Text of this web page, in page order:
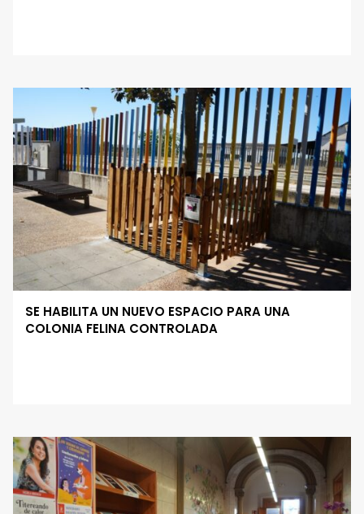
SE HABILITA UN NUEVO ESPACIO PARA UNA
COLONIA FELINA CONTROLADA